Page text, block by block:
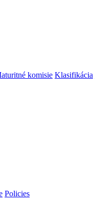
komisie Klasifikácia
Policies